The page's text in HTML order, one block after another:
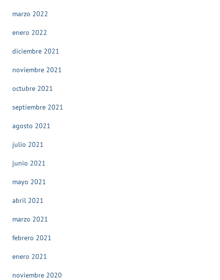
marzo 2022
enero 2022
diciembre 2021
noviembre 2021
octubre 2021
septiembre 2021
agosto 2021
julio 2021
junio 2021
mayo 2021
abril 2021
marzo 2021
febrero 2021
enero 2021
noviembre 2020